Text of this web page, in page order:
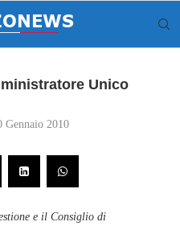
Unico
Gennaio 2010
e il Consiglio di